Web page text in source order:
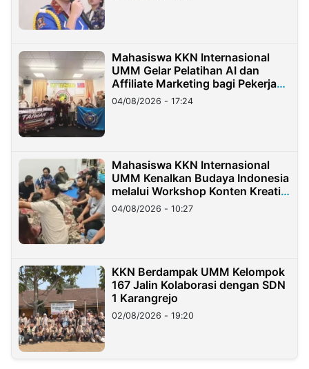
Mahasiswa KKN Internasional
UMM Gelar Pelatihan AI dan
Affiliate Marketing bagi Pekerja
Migran Indonesia di Taiwan
04/08/2026 - 17:24
Mahasiswa KKN Internasional
UMM Kenalkan Budaya Indonesia
melalui Workshop Konten Kreatif
di Taiwan
04/08/2026 - 10:27
KKN Berdampak UMM Kelompok
167 Jalin Kolaborasi dengan SDN
1 Karangrejo
02/08/2026 - 19:20